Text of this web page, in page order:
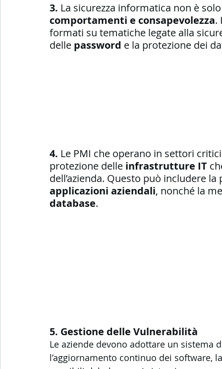
3. La sicurezza informatica non è
comportamenti e consapevolezza.
formati su tematiche legate alla
delle password e la protezione dei
4. Le PMI che operano in settori
protezione delle infrastrutture IT
dell’azienda. Questo può includere
applicazioni aziendali, nonché la
database.
5. Gestione delle Vulnerabilità
Le aziende devono adottare un
l’aggiornamento continuo dei software,